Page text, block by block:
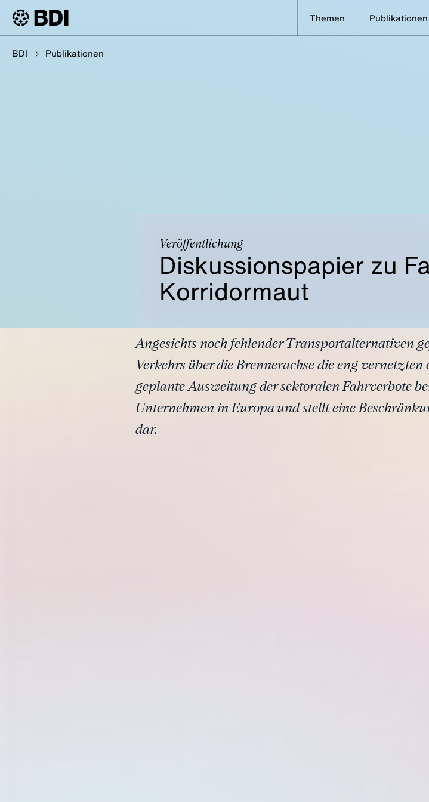
Themen Publikationen
BDI Publikationen
Veröffentlichung
Diskussionspapier zu
Korridormaut
Angesichts noch fehlender Transportalternativen
Verkehrs über die Brennerachse die eng
geplante Ausweitung der sektoralen Fahrverbote
Unternehmen in Europa und stellt eine
dar.